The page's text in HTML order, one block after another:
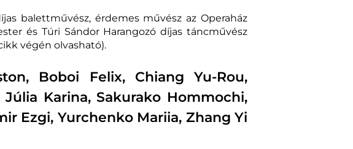
balettművész, érdemes művész az Operaház
és Túri Sándor Harangozó díjas táncművész
végén olvasható).
Boboi Felix, Chiang Yu-Rou,
Karina, Sakurako Hommochi,
Ezgi, Yurchenko Mariia, Zhang Yi